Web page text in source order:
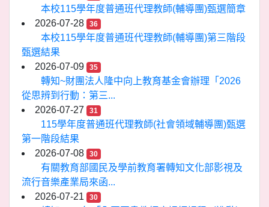
本校115學年度普通班代理教師(輔導團)甄選簡章
2026-07-28
36
本校115學年度普通班代理教師(輔導團)第三階段
甄選結果
2026-07-09
35
轉知~財團法人隆中向上教育基金會辦理「2026
從思辨到行動：第三...
2026-07-27
31
115學年度普通班代理教師(社會領域輔導團)甄選
第一階段結果
2026-07-08
30
有關教育部國民及學前教育署轉知文化部影視及
流行音樂產業局來函...
2026-07-21
30